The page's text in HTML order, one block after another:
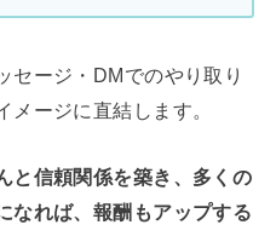
セージ・DMでのやり取り
メージに直結します。
と信頼関係を築き、多くの
なれば、報酬もアップする